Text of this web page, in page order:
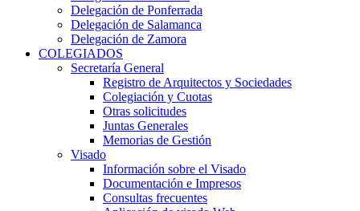
Delegación de Ponferrada
Delegación de Salamanca
Delegación de Zamora
COLEGIADOS
Secretaría General
Registro de Arquitectos y Sociedades
Colegiación y Cuotas
Otras solicitudes
Juntas Generales
Memorias de Gestión
Visado
Información sobre el Visado
Documentación e Impresos
Consultas frecuentes